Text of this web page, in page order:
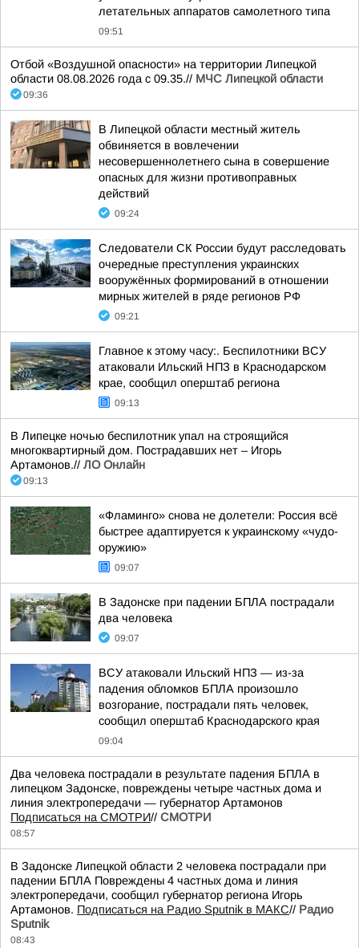
летательных аппаратов самолетного типа
09:51
Отбой «Воздушной опасности» на территории Липецкой
области 08.08.2026 года с 09.35.// МЧС Липецкой области
09:36
В Липецкой области местный житель
обвиняется в вовлечении
несовершеннолетнего сына в совершение
опасных для жизни противоправных
действий
09:24
Следователи СК России будут расследовать
очередные преступления украинских
вооружённых формирований в отношении
мирных жителей в ряде регионов РФ
09:21
Главное к этому часу:. Беспилотники ВСУ
атаковали Ильский НПЗ в Краснодарском
крае, сообщил оперштаб региона
09:13
В Липецке ночью беспилотник упал на строящийся
многоквартирный дом. Пострадавших нет – Игорь
Артамонов.// ЛО Онлайн
09:13
«Фламинго» снова не долетели: Россия всё
быстрее адаптируется к украинскому «чудо-
оружию»
09:07
В Задонске при падении БПЛА пострадали
два человека
09:07
ВСУ атаковали Ильский НПЗ — из-за
падения обломков БПЛА произошло
возгорание, пострадали пять человек,
сообщил оперштаб Краснодарского края
09:04
Два человека пострадали в результате падения БПЛА в
липецком Задонске, повреждены четыре частных дома и
линия электропередачи — губернатор Артамонов
Подписаться на СМОТРИ// СМОТРИ
08:57
В Задонске Липецкой области 2 человека пострадали при
падении БПЛА Повреждены 4 частных дома и линия
электропередачи, сообщил губернатор региона Игорь
Артамонов. Подписаться на Радио Sputnik в МАКС// Радио
Sputnik
08:43